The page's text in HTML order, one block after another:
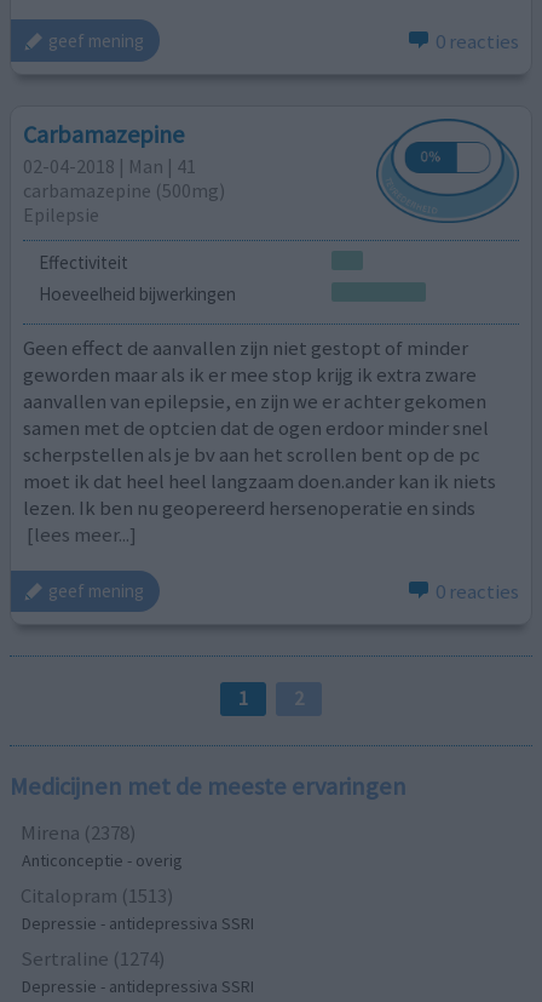
geef mening 0 reacties
Carbamazepine
02-04-2018 | Man | 41
carbamazepine (500mg)
Epilepsie
Effectiviteit
Hoeveelheid bijwerkingen
Geen effect de aanvallen zijn niet gestopt of minder
geworden maar als ik er mee stop krijg ik extra zware
aanvallen van epilepsie, en zijn we er achter gekomen
samen met de optcien dat de ogen erdoor minder snel
scherpstellen als je bv aan het scrollen bent op de pc
moet ik dat heel heel langzaam doen.ander kan ik niets
lezen. Ik ben nu geopereerd hersenoperatie en sinds
[lees meer...]
geef mening 0 reacties
1 2
Medicijnen met de meeste ervaringen
Mirena (2378)
Anticonceptie - overig
Citalopram (1513)
Depressie - antidepressiva SSRI
Sertraline (1274)
Depressie - antidepressiva SSRI